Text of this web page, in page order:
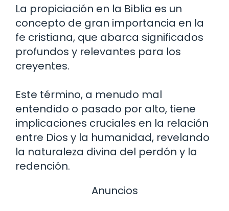
La propiciación en la Biblia es un
concepto de gran importancia en la
fe cristiana, que abarca significados
profundos y relevantes para los
creyentes.
Este término, a menudo mal
entendido o pasado por alto, tiene
implicaciones cruciales en la relación
entre Dios y la humanidad, revelando
la naturaleza divina del perdón y la
redención.
Anuncios